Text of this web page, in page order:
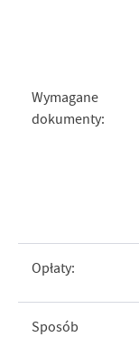
Wymagane
dokumenty:
Opłaty:
Sposób